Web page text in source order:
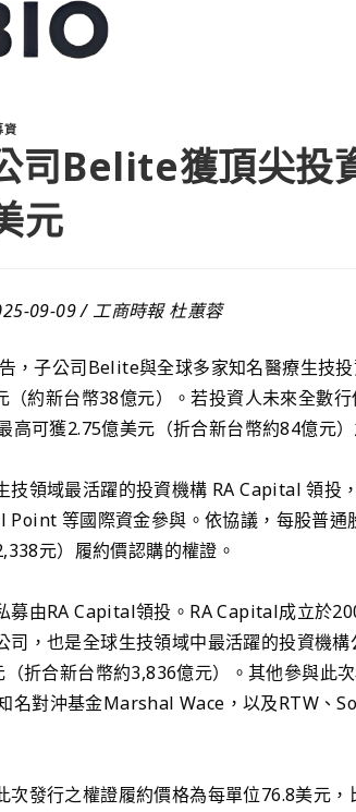
資
司Belite獲頂尖投
元
09-09 /工商時報 杜蕙蓉
，子公司Belite與全球多家知名醫療生技
（約新台幣38億元）。若投資人未來全數
高可獲2.75億美元（折合新台幣約84億元
技領域最活躍的投資機構 RA Capital 領
等國際資金參與。依協議，每股普通
元）履約價認購的權證。
募由RA Capital領投。RA Capital成立於
司，也是全球生技領域中最活躍的投資機
折合新台幣約3,836億元）。其他參與此
名對沖基金Marshal Wace，以及RTW、
次發行之權證履約價格為每單位76.8美元